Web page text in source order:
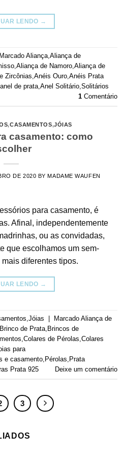
LENDO →
Marcado Aliança,Aliança de
,Aliança de Namoro,Aliança de
Zircônias,Anéis Ouro,Anéis Prata
anel de prata,Anel Solitário,Solitários
1 Comentário
,CASAMENTOS,JÓIAS
casamento: como
DE 2020 BYMADAME WAUFEN
para casamento, é
Afinal, independentemente
ou as convidadas,
que escolhamos um sem-
diferentes tipos.
LENDO →
Jóias Marcado Aliança de
Brinco de Prata Brincos de
Colares de Pérolas Colares
para
e casamento Pérolas Prata
Prata 925 Deixe um comentário
3